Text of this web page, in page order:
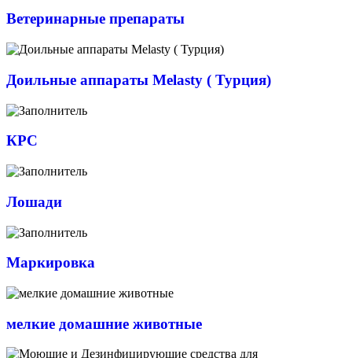
Ветеринарные препараты
Доильные аппараты Melasty ( Турция)
КРС
Лошади
Маркировка
мелкие домашние животные